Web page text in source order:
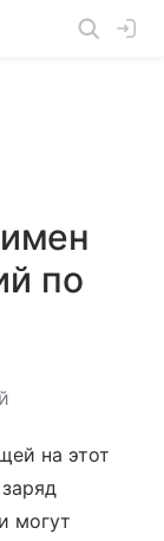
по
на этот
могут